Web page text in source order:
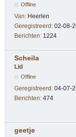
Offline
Van: Heerlen
Geregistreerd: 02-08-
Berichten: 1224
Scheila
Lid
Offline
Geregistreerd: 04-07-
Berichten: 474
geetje